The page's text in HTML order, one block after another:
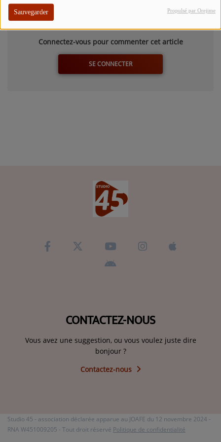
Sauvegarder Propulsé par Orejime
Connectez-vous pour commenter cet article
SE CONNECTER
CONTACTEZ-NOUS
Vous avez une suggestion, ou vous voulez juste dire
bonjour ?
Contactez-nous
Studio 45 - association déclarée apparue au JOAFE du 12 novembre 2024 -
RNA W451009205 - Tout droit réservé Politique de confidentialité